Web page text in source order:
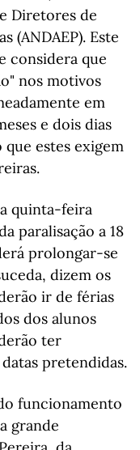
Diretores de
(ANDAEP). Este
considera que
nos motivos
em
e dois dias
estes exigem
quinta-feira
paralisação a 18
prolongar-se
dizem os
ir de férias
dos alunos
ter
pretendidas.
funcionamento
grande